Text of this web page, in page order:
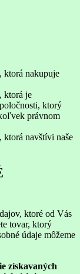
ktorá nakupuje
ktorá je
ktorý
právnom
navštívi naše
ktoré od Vás
tovar, ktorý
údaje môžeme
získavaných